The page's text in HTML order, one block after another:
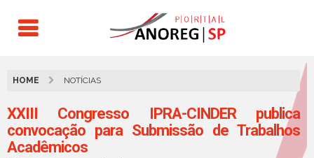
HOME NOTÍCIAS
XXIII Congresso IPRA-CINDER publica
convocação para Submissão de Trabalhos
Acadêmicos